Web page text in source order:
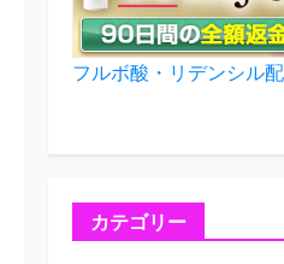
フルボ酸・リデンシル
カテゴリー